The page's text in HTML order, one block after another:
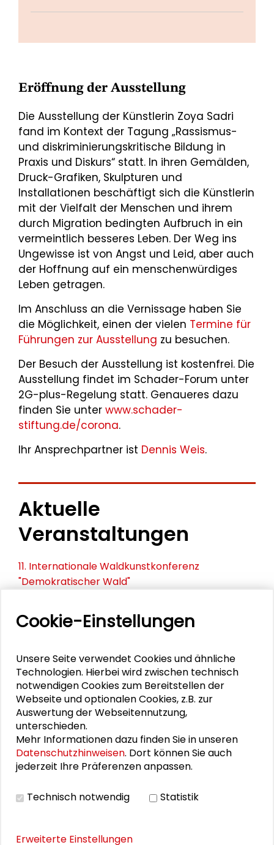
Eröffnung der Ausstellung
Die Ausstellung der Künstlerin Zoya Sadri
fand im Kontext der Tagung „Rassismus-
und diskriminierungskritische Bildung in
Praxis und Diskurs“ statt. In ihren Gemälden,
Druck-Grafiken, Skulpturen und
Installationen beschäftigt sich die Künstlerin
mit der Vielfalt der Menschen und ihrem
durch Migration bedingten Aufbruch in ein
vermeintlich besseres Leben. Der Weg ins
Ungewisse ist von Angst und Leid, aber auch
der Hoffnung auf ein menschenwürdiges
Leben getragen.
Im Anschluss an die Vernissage haben Sie
die Möglichkeit, einen der vielen Termine für
Führungen zur Ausstellung zu besuchen.
Der Besuch der Ausstellung ist kostenfrei. Die
Ausstellung findet im Schader-Forum unter
2G-plus-Regelung statt. Genaueres dazu
finden Sie unter www.schader-
stiftung.de/corona.
Ihr Ansprechpartner ist Dennis Weis.
Aktuelle
Veranstaltungen
11. Internationale Waldkunstkonferenz
"Demokratischer Wald"
Dialog
Schader-Festival 2026
25. Runder Tisch Wissenschaftsstadt Darmstadt
PERSONEN IM KONTEXT
Ausgezeichnete Grafik: DIALOGE
Cookie-Einstellungen
Unsere Seite verwendet Cookies und ähnliche
Technologien. Hierbei wird zwischen technisch
notwendigen Cookies zum Bereitstellen der
Webseite und optionalen Cookies, z.B. zur
Auswertung der Webseitennutzung,
unterschieden.
Mehr Informationen dazu finden Sie in unseren
Datenschutzhinweisen. Dort können Sie auch
jederzeit Ihre Präferenzen anpassen.
Technisch notwendig Statistik
Erweiterte Einstellungen